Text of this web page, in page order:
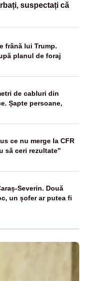
suspectați că
frână lui Trump.
planul de foraj
de cabluri din
Șapte persoane,
ce nu merge la CFR
să ceri rezultate”
Severin. Două
un șofer ar putea fi